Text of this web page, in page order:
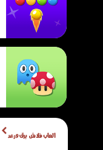
العاب فلاش برق ورعد